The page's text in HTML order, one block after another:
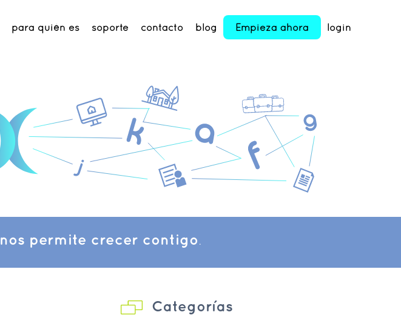
Empieza ahora login
para quién es soporte contacto blog
nos permite crecer contigo.
Categorías